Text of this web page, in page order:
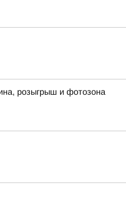
розыгрыш и фотозона